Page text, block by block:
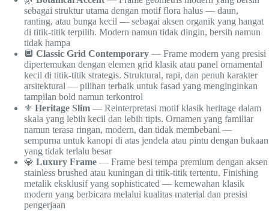
sebagai struktur utama dengan motif flora halus — daun,
ranting, atau bunga kecil — sebagai aksen organik yang hangat
di titik-titik terpilih. Modern namun tidak dingin, bersih namun
tidak hampa
🔲 Classic Grid Contemporary — Frame modern yang presisi
dipertemukan dengan elemen grid klasik atau panel ornamental
kecil di titik-titik strategis. Struktural, rapi, dan penuh karakter
arsitektural — pilihan terbaik untuk fasad yang menginginkan
tampilan bold namun terkontrol
⚜️ Heritage Slim — Reinterpretasi motif klasik heritage dalam
skala yang lebih kecil dan lebih tipis. Ornamen yang familiar
namun terasa ringan, modern, dan tidak membebani —
sempurna untuk kanopi di atas jendela atau pintu dengan bukaan
yang tidak terlalu besar
💎 Luxury Frame — Frame besi tempa premium dengan aksen
stainless brushed atau kuningan di titik-titik tertentu. Finishing
metalik eksklusif yang sophisticated — kemewahan klasik
modern yang berbicara melalui kualitas material dan presisi
pengerjaan